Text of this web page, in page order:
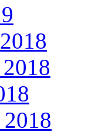
2018